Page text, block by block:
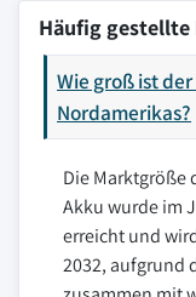
Häufig gestellte
Wie groß ist
Nordamerikas?
Die Marktgröße
Akku wurde im
erreicht und
2032, aufgrund